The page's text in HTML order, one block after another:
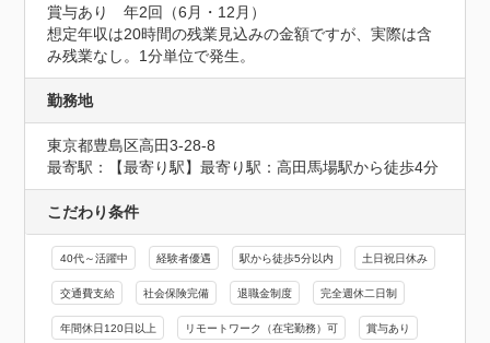
賞与あり　年2回（6月・12月）
想定年収は20時間の残業見込みの金額ですが、実際は含
み残業なし。1分単位で発生。
勤務地
東京都豊島区高田3-28-8
最寄駅：【最寄り駅】最寄り駅：高田馬場駅から徒歩4分
こだわり条件
40代～活躍中 経験者優遇 駅から徒歩5分以内 土日祝日休み
交通費支給 社会保険完備 退職金制度 完全週休二日制
年間休日120日以上 リモートワーク（在宅勤務）可 賞与あり